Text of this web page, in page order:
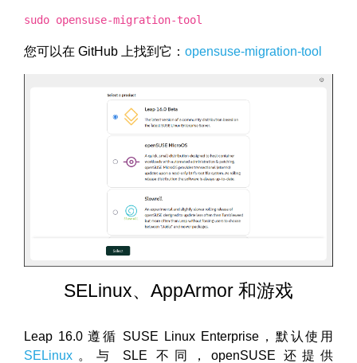
sudo opensuse-migration-tool
您可以在 GitHub 上找到它： opensuse-migration-tool
SELinux、AppArmor 和游戏
Leap 16.0 遵循 SUSE Linux Enterprise，默认使用
SELinux 。与 SLE 不同，openSUSE 还提供